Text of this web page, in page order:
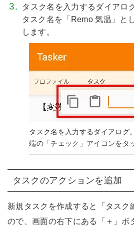
タスク名を入力するダイアロ
タスク名を「Remo 気温」と
します。
タスク名を入力するダイアログ
端の「チェック」アイコンをタ
タスクのアクションを追加
新規タスクを作成すると「タスク
ので、画面の右下にある「＋」ボ